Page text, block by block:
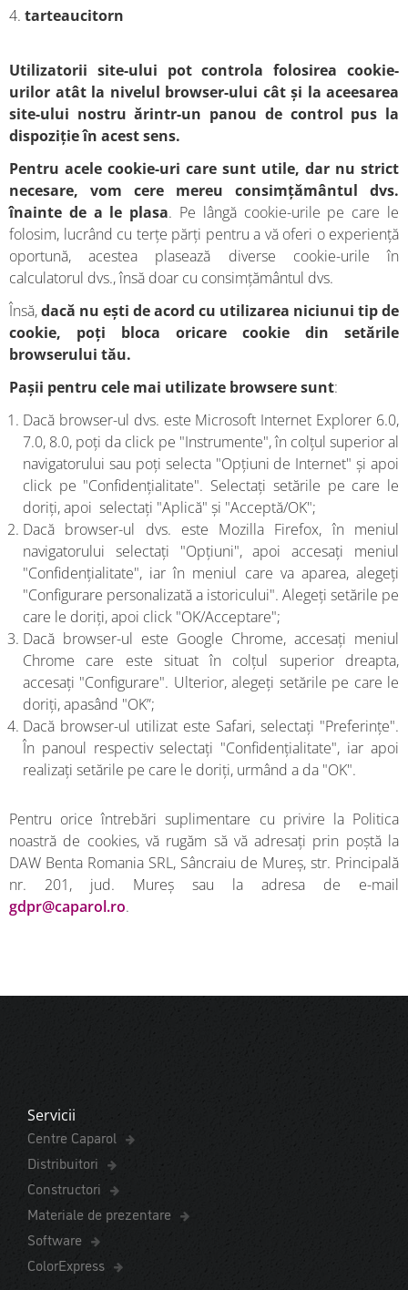
4. tarteaucitorn
Utilizatorii site-ului pot controla folosirea cookie-
urilor atât la nivelul browser-ului cât și la aceesarea
site-ului nostru ărintr-un panou de control pus la
dispoziție în acest sens.
Pentru acele cookie-uri care sunt utile, dar nu strict
necesare, vom cere mereu consimțământul dvs.
înainte de a le plasa. Pe lângă cookie-urile pe care le
folosim, lucrând cu terțe părți pentru a vă oferi o experiență
oportună, acestea plasează diverse cookie-urile în
calculatorul dvs., însă doar cu consimțământul dvs.
Însă,dacă nu ești de acord cu utilizarea niciunui tip de
cookie, poți bloca oricare cookie din setările
browserului tău.
Pașii pentru cele mai utilizate browsere sunt:
Dacă browser-ul dvs. este Microsoft Internet Explorer 6.0,
7.0, 8.0, poți da click pe "Instrumente", în colțul superior al
navigatorului sau poți selecta "Opțiuni de Internet" și apoi
click pe "Confidențialitate". Selectați setările pe care le
doriți, apoi selectați "Aplică" și "Acceptă/OK";
Dacă browser-ul dvs. este Mozilla Firefox, în meniul
navigatorului selectați "Opțiuni", apoi accesați meniul
"Confidențialitate", iar în meniul care va aparea, alegeți
"Configurare personalizată a istoricului". Alegeți setările pe
care le doriți, apoi click "OK/Acceptare";
Dacă browser-ul este Google Chrome, accesați meniul
Chrome care este situat în colțul superior dreapta,
accesați "Configurare". Ulterior, alegeți setările pe care le
doriți, apasând "OK”;
Dacă browser-ul utilizat este Safari, selectați "Preferințe".
În panoul respectiv selectați "Confidențialitate", iar apoi
realizați setările pe care le doriți, urmând a da "OK".
Pentru orice întrebări suplimentare cu privire la Politica
noastră de cookies, vă rugăm să vă adresați prin poștă la
DAW Benta Romania SRL, Sâncraiu de Mureș, str. Principală
nr. 201, jud. Mureș sau la adresa de e-mail
gdpr@caparol.ro.
Servicii
Centre Caparol
Distribuitori
Constructori
Materiale de prezentare
Software
ColorExpress